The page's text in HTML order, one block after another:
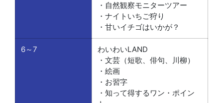
・自然観察モニターツアー
・ナイトいちご狩り
・甘いイチゴはいかが？
6～7
わいわいLAND
・文芸（短歌、俳句、川柳）
・絵画
・お習字
・知って得するワン・ポイン